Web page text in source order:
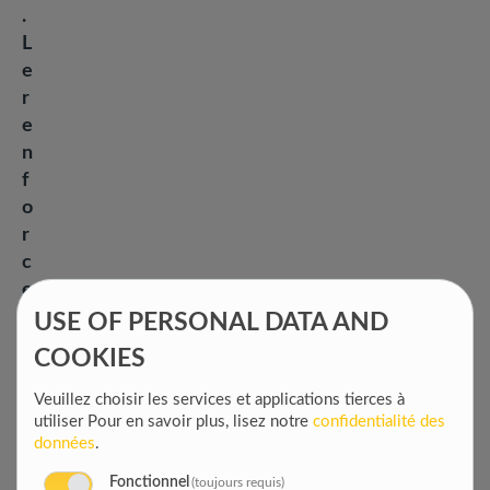
.
L
e
r
e
n
f
o
r
c
e
mUSE OF PERSONAL DATA AND
COOKIES
Veuillez choisir les services et applications tierces à
utiliser Pour en savoir plus, lisez notre confidentialité des
données.
Fonctionnel (toujours requis)